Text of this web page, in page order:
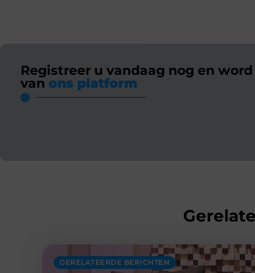
Registreer u vandaag nog en
van ons platform
GERELATEERDE BERICHTEN